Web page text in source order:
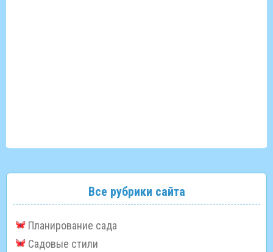
Все рубрики сайта
Планирование сада
Садовые стили